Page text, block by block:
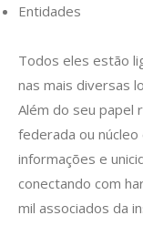
Entidades
Todos eles estão
nas mais diversas
Além do seu papel
federada ou
informações e
conectando com
mil associados da